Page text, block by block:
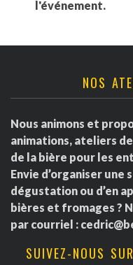
l'événement.
NOS
Nous animons et
animations, ateliers
de la bière pour les
Envie d’organiser une
dégustation ou d’en
bières et fromages ?
par courriel :
SUIVEZ-NOUS